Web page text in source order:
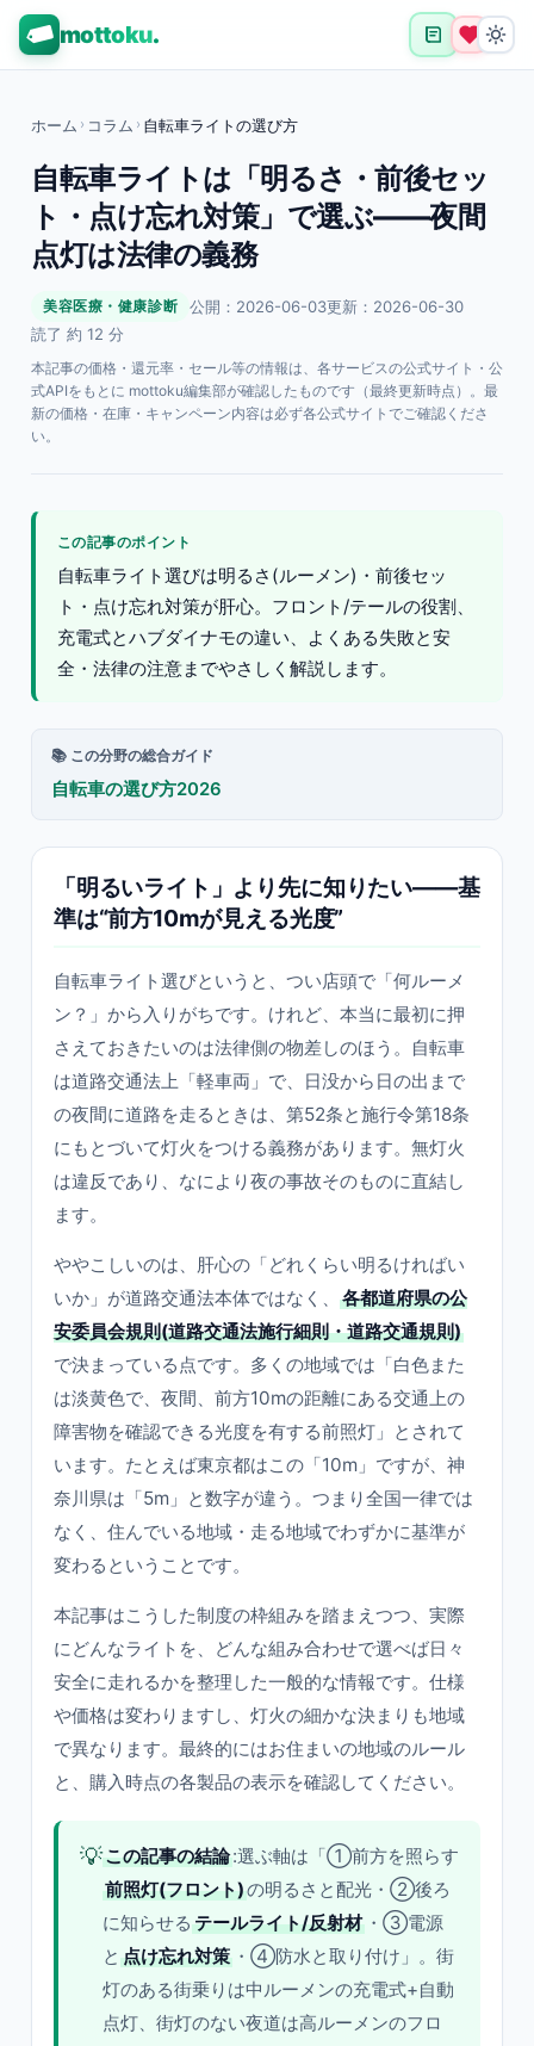
mottoku.
ホーム › コラム › 自転車ライトの選び方
自転車ライトは「明るさ・前後セッ
ト・点け忘れ対策」で選ぶ——夜間
点灯は法律の義務
美容医療・健康診断 公開：2026-06-03更新：2026-06-30
読了 約 12 分
本記事の価格・還元率・セール等の情報は、各サービスの公式サイト・公
式APIをもとに mottoku編集部が確認したものです（最終更新時点）。最
新の価格・在庫・キャンペーン内容は必ず各公式サイトでご確認くださ
い。
この記事のポイント
自転車ライト選びは明るさ(ルーメン)・前後セッ
ト・点け忘れ対策が肝心。フロント/テールの役割、
充電式とハブダイナモの違い、よくある失敗と安
全・法律の注意までやさしく解説します。
📚 この分野の総合ガイド
自転車の選び方2026
「明るいライト」より先に知りたい——基
準は“前方10mが見える光度”
自転車ライト選びというと、つい店頭で「何ルーメ
ン？」から入りがちです。けれど、本当に最初に押
さえておきたいのは法律側の物差しのほう。自転車
は道路交通法上「軽車両」で、日没から日の出まで
の夜間に道路を走るときは、第52条と施行令第18条
にもとづいて灯火をつける義務があります。無灯火
は違反であり、なにより夜の事故そのものに直結し
ます。
ややこしいのは、肝心の「どれくらい明るければい
いか」が道路交通法本体ではなく、
各都道府県の公
安委員会規則(道路交通法施行細則・道路交通規則)
で決まっている点です。多くの地域では「白色また
は淡黄色で、夜間、前方10mの距離にある交通上の
障害物を確認できる光度を有する前照灯」とされて
います。たとえば東京都はこの「10m」ですが、神
奈川県は「5m」と数字が違う。つまり全国一律では
なく、住んでいる地域・走る地域でわずかに基準が
変わるということです。
本記事はこうした制度の枠組みを踏まえつつ、実際
にどんなライトを、どんな組み合わせで選べば日々
安全に走れるかを整理した一般的な情報です。仕様
や価格は変わりますし、灯火の細かな決まりも地域
で異なります。最終的にはお住まいの地域のルール
と、購入時点の各製品の表示を確認してください。
💡この記事の結論:選ぶ軸は「①前方を照らす
前照灯(フロント)の明るさと配光・②後ろ
に知らせる テールライト/反射材 ・③電源
と 点け忘れ対策 ・④防水と取り付け」。街
灯のある街乗りは中ルーメンの充電式+自動
点灯、街灯のない夜道は高ルーメンのフロ